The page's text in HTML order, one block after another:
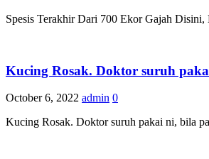
Spesis Terakhir Dari 700 Ekor Gajah
Kucing Rosak. Doktor suruh
October 6, 2022 admin 0
Kucing Rosak. Doktor suruh pakai ni, bila